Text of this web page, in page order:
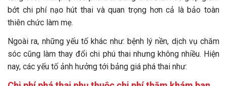
bớt chi phí nạo hút thai và quan trọng hơn cả là bảo toàn
thiên chức làm mẹ.
Ngoài ra, những yếu tố khác như: bệnh lý nền, dịch vụ chăm
sóc cũng làm thay đổi chi phú thai nhưng không nhiều. Hiện
nay, các yếu tố ảnh hưởng tới bảng giá phá thai như: